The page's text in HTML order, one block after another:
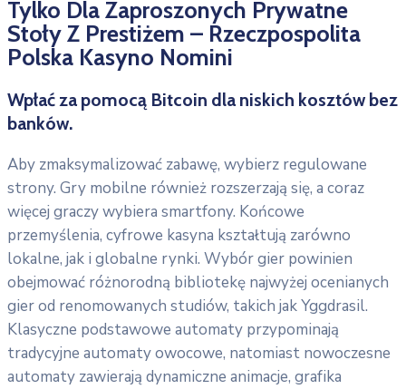
Tylko Dla Zaproszonych Prywatne
Stoły Z Prestiżem – Rzeczpospolita
Polska Kasyno Nomini
Wpłać za pomocą Bitcoin dla niskich kosztów bez
banków.
Aby zmaksymalizować zabawę, wybierz regulowane
strony. Gry mobilne również rozszerzają się, a coraz
więcej graczy wybiera smartfony. Końcowe
przemyślenia, cyfrowe kasyna kształtują zarówno
lokalne, jak i globalne rynki. Wybór gier powinien
obejmować różnorodną bibliotekę najwyżej ocenianych
gier od renomowanych studiów, takich jak Yggdrasil.
Klasyczne podstawowe automaty przypominają
tradycyjne automaty owocowe, natomiast nowoczesne
automaty zawierają dynamiczne animacje, grafika